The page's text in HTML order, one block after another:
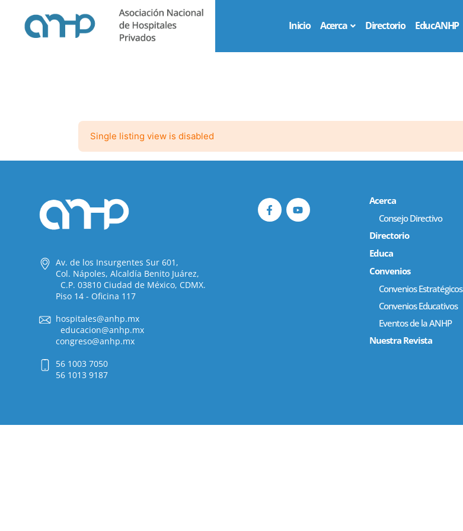
Inicio Acerca Directorio EducANHP
Single listing view is disabled
Av. de los Insurgentes Sur 601,
Col. Nápoles, Alcaldía Benito Juárez,
C.P. 03810 Ciudad de México, CDMX.
Piso 14 - Oficina 117
hospitales@anhp.mx
educacion@anhp.mx
congreso@anhp.mx
56 1003 7050
56 1013 9187
Acerca
Consejo Directivo
Directorio
Educa
Convenios
Convenios Estratégicos
Convenios Educativos
Eventos de la ANHP
Nuestra Revista